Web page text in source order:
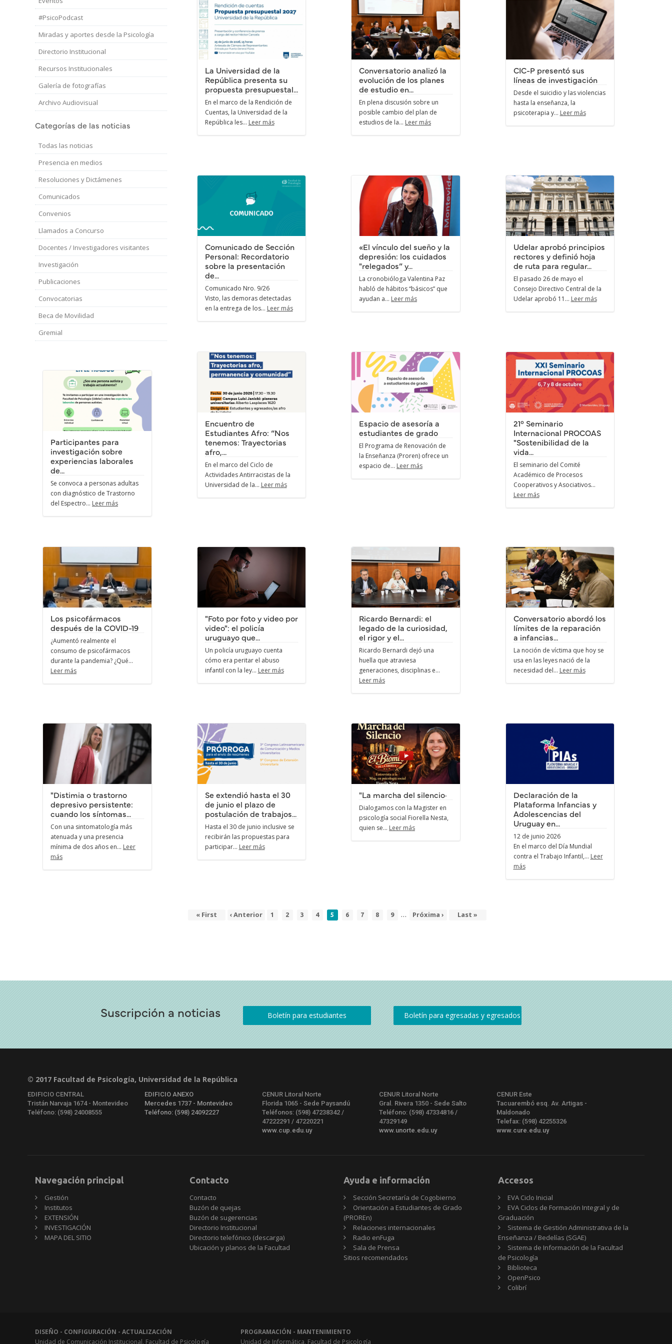
#PsicoPodcast
Miradas y aportes desde la Psicología
Directorio Institucional
Recursos Institucionales
Galería de fotografías
Archivo Audiovisual
Categorías de las noticias
Todas las noticias
Presencia en medios
Resoluciones y Dictámenes
Comunicados
Convenios
Llamados a Concurso
Docentes / Investigadores visitantes
Investigación
Publicaciones
Convocatorias
Beca de Movilidad
Gremial
CIC-P presentó sus
líneas de investigación
Desde el suicidio y las violencias
hasta la enseñanza, la
psicoterapia y... Leer más
Conversatorio analizó la
evolución de los planes
de estudio en...
En plena discusión sobre un
posible cambio del plan de
estudios de la... Leer más
La Universidad de la
República presenta su
propuesta presupuestal...
En el marco de la Rendición de
Cuentas, la Universidad de la
República les... Leer más
Udelar aprobó principios
rectores y definió hoja
de ruta para regular...
El pasado 26 de mayo el
Consejo Directivo Central de la
Udelar aprobó 11... Leer más
«El vínculo del sueño y la
depresión: los cuidados
"relegados” y...
La cronobióloga Valentina Paz
habló de hábitos “básicos” que
ayudan a... Leer más
Comunicado de Sección
Personal: Recordatorio
sobre la presentación
de...
Comunicado Nro. 9/26
Visto, las demoras detectadas
en la entrega de los... Leer más
21° Seminario
Internacional PROCOAS
"Sostenibilidad de la
vida...
El seminario del Comité
Académico de Procesos
Cooperativos y Asociativos...
Leer más
Espacio de asesoría a
estudiantes de grado
El Programa de Renovación de
la Enseñanza (Proren) ofrece un
espacio de... Leer más
Encuentro de
Estudiantes Afro: “Nos
tenemos: Trayectorias
afro,...
En el marco del Ciclo de
Actividades Antirracistas de la
Universidad de la... Leer más
Participantes para
investigación sobre
experiencias laborales
de...
Se convoca a personas adultas
con diagnóstico de Trastorno
del Espectro... Leer más
Conversatorio abordó los
límites de la reparación
a infancias...
La noción de víctima que hoy se
usa en las leyes nació de la
necesidad del... Leer más
Ricardo Bernardi: el
legado de la curiosidad,
el rigor y el...
Ricardo Bernardi dejó una
huella que atraviesa
generaciones, disciplinas e...
Leer más
"Foto por foto y video por
video": el policía
uruguayo que...
Un policía uruguayo cuenta
cómo era peritar el abuso
infantil con la ley... Leer más
Los psicofármacos
después de la COVID-19
¿Aumentó realmente el
consumo de psicofármacos
durante la pandemia? ¿Qué...
Leer más
Declaración de la
Plataforma Infancias y
Adolescencias del
Uruguay en...
12 de junio 2026
En el marco del Día Mundial
contra el Trabajo Infantil,... Leer
más
"La marcha del silencio·
Dialogamos con la Magister en
psicología social Fiorella Nesta,
quien se... Leer más
Se extendió hasta el 30
de junio el plazo de
postulación de trabajos...
Hasta el 30 de junio inclusive se
recibirán las propuestas para
participar... Leer más
"Distimia o trastorno
depresivo persistente:
cuando los síntomas...
Con una sintomatología más
atenuada y una presencia
mínima de dos años en... Leer
más
Primera
« First
Página
‹ Anterior Page
1 Page
2 Page
3 Page
4
Página
5 Page
6 Page
7 Page
8 Page
9 …
Siguiente
Próxima ›
Última
Last »
Suscripción a noticias
© 2017 Facultad de Psicología, Universidad de la República
EDIFICIO CENTRAL
Tristán Narvaja 1674 - Montevideo
Teléfono: (598) 24008555
EDIFICIO ANEXO
Mercedes 1737 - Montevideo
Teléfono: (598) 24092227
CENUR Litoral Norte
Florida 1065 - Sede Paysandú
Teléfonos: (598) 47238342 /
47222291 / 47220221
www.cup.edu.uy
CENUR Litoral Norte
Gral. Rivera 1350 - Sede Salto
Teléfono: (598) 47334816 /
47329149
www.unorte.edu.uy
CENUR Este
Tacuarembó esq. Av. Artigas -
Maldonado
Telefax: (598) 42255326
www.cure.edu.uy
Navegación principal
Gestión
Institutos
EXTENSIÓN
INVESTIGACIÓN
MAPA DEL SITIO
Contacto
Contacto
Buzón de quejas
Buzón de sugerencias
Directorio Institucional
Directorio telefónico (descarga)
Ubicación y planos de la Facultad
Ayuda e información
Sección Secretaría de Cogobierno
Orientación a Estudiantes de Grado
(PROREn)
Relaciones internacionales
Radio enFuga
Sala de Prensa
Sitios
Sitios recomendados
Accesos
EVA Ciclo Inicial
EVA Ciclos de Formación Integral y de
Graduación
Sistema de Gestión Administrativa de la
Enseñanza / Bedelías (SGAE)
Sistema de Información de la Facultad
de Psicología
Biblioteca
OpenPsico
Colibrí
DISEÑO - CONFIGURACIÓN - ACTUALIZACIÓN
Unidad de Comunicación Institucional, Facultad de Psicología
PROGRAMACIÓN - MANTENIMIENTO
Unidad de Informática, Facultad de Psicología